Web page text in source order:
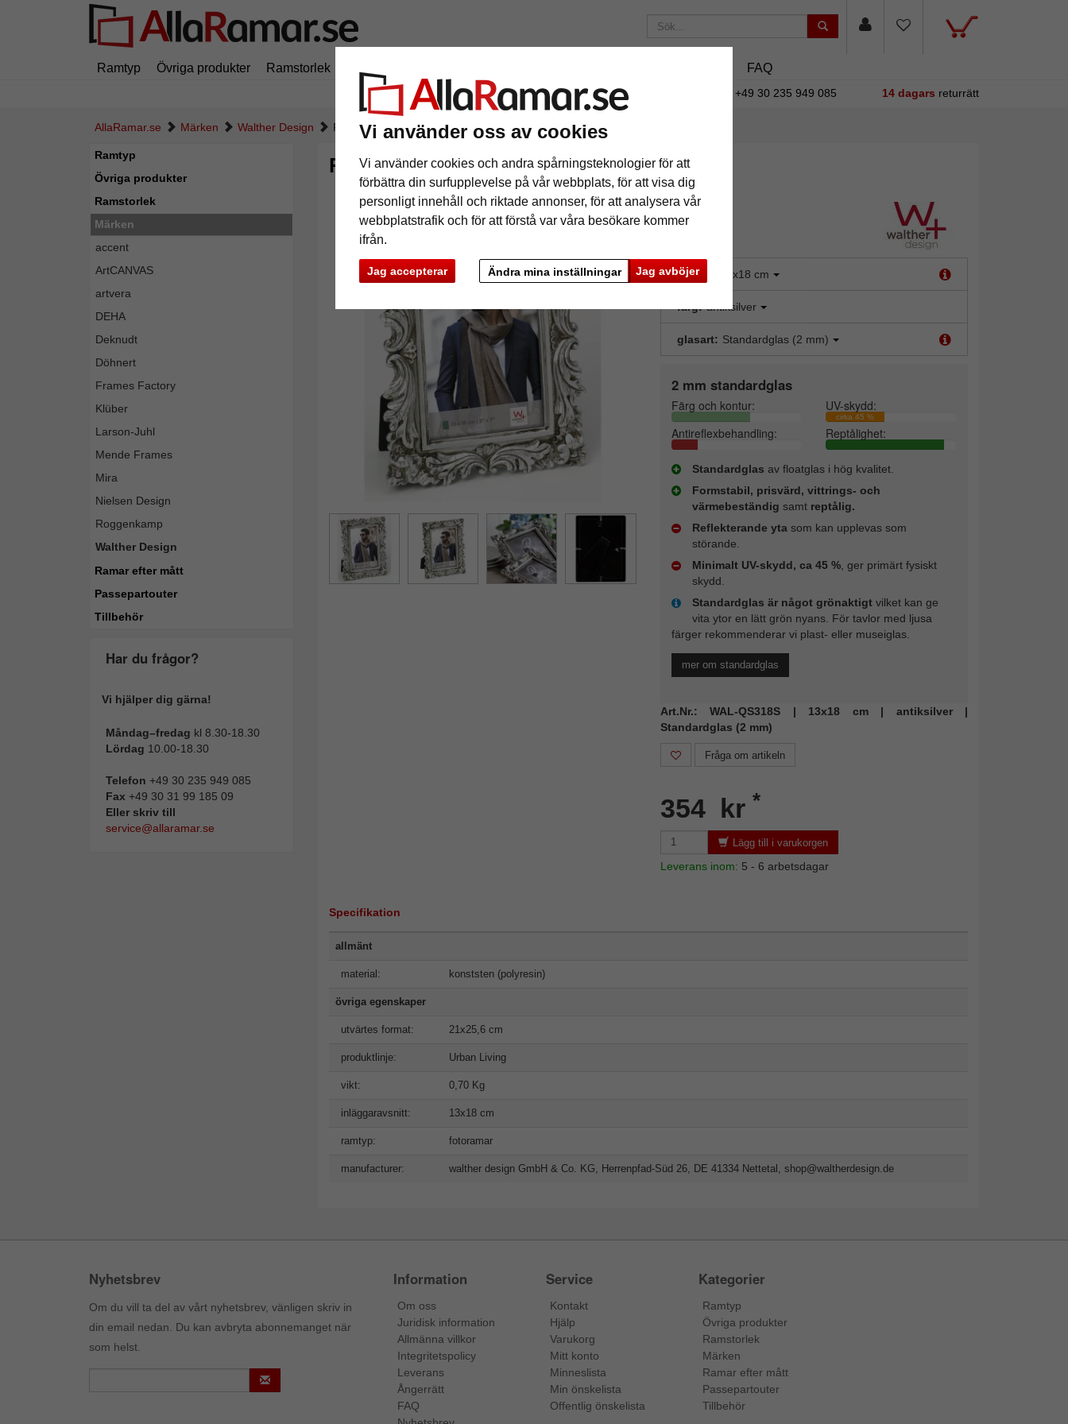
Vi använder oss av cookies
Vi använder cookies och andra spårningsteknologier för att
förbättra din surfupplevelse på vår webbplats, för att visa dig
personligt innehåll och riktade annonser, för att analysera vår
webbplatstrafik och för att förstå var våra besökare kommer
ifrån.
Jag accepterar Jag avböjer
Ändra mina inställningar
Ramtyp Övriga produkter Ramstorlek FAQ
195 kr i leveranskostnad.Oavsett hur mycket du beställer. +49 30 235 949 085 14 dagars returrätt
AllaRamar.se Märken Walther Design Porträttram Saint Germain, silver
Ramtyp
Övriga produkter
Ramstorlek
Märken
accent
ArtCANVAS
artvera
DEHA
Deknudt
Döhnert
Frames Factory
Klüber
Larson-Juhl
Mende Frames
Mira
Nielsen Design
Roggenkamp
Walther Design
Ramar efter mått
Passepartouter
Tillbehör
Har du frågor?
Vi hjälper dig gärna!
Måndag–fredag kl 8.30-18.30
Lördag 10.00-18.30
Telefon +49 30 235 949 085
Fax +49 30 31 99 185 09
Eller skriv till
service@allaramar.se
Porträttram Saint Germain, silver
format: 13x18 cm
färg: antiksilver
glasart: Standardglas (2 mm)
2 mm standardglas
Färg och kontur: UV-skydd:
cirka 45 %
Antireflexbehandling: Reptålighet:
Standardglas av floatglas i hög kvalitet.
Formstabil, prisvärd, vittrings- och
värmebeständig samt reptålig.
Reflekterande yta som kan upplevas som
störande.
Minimalt UV-skydd, ca 45 %, ger primärt fysiskt
skydd.
Standardglas är något grönaktigtvilket kan ge
vita ytor en lätt grön nyans. För tavlor med ljusa
färger rekommenderar vi plast- eller museiglas.
mer om standardglas
Art.Nr.: WAL-QS318S | 13x18 cm | antiksilver |
Standardglas (2 mm)
Fråga om artikeln
354 kr *
Lägg till i varukorgen
Leverans inom: 5 - 6 arbetsdagar
Specifikation
allmänt
material: konststen (polyresin)
övriga egenskaper
utvärtes format: 21x25,6 cm
produktlinje: Urban Living
vikt: 0,70 Kg
inläggaravsnitt: 13x18 cm
ramtyp: fotoramar
manufacturer: walther design GmbH & Co. KG, Herrenpfad-Süd 26, DE 41334 Nettetal, shop@waltherdesign.de
Nyhetsbrev
Om du vill ta del av vårt nyhetsbrev, vänligen skriv in
din email nedan. Du kan avbryta abonnemanget när
som helst.
Information
Om oss
Juridisk information
Allmänna villkor
Integritetspolicy
Leverans
Ångerrätt
FAQ
Service
Kontakt
Hjälp
Varukorg
Mitt konto
Minneslista
Min önskelista
Offentlig önskelista
Kategorier
Ramtyp
Övriga produkter
Ramstorlek
Märken
Ramar efter mått
Passepartouter
Tillbehör